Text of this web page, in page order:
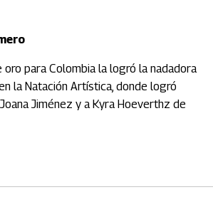
para Colombia la logró la nadadora
la Natación Artística, donde logró
Jiménez y a Kyra Hoeverthz de